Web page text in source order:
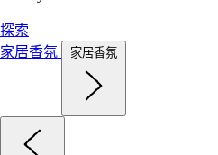
探索
家居香氛
家居香氛